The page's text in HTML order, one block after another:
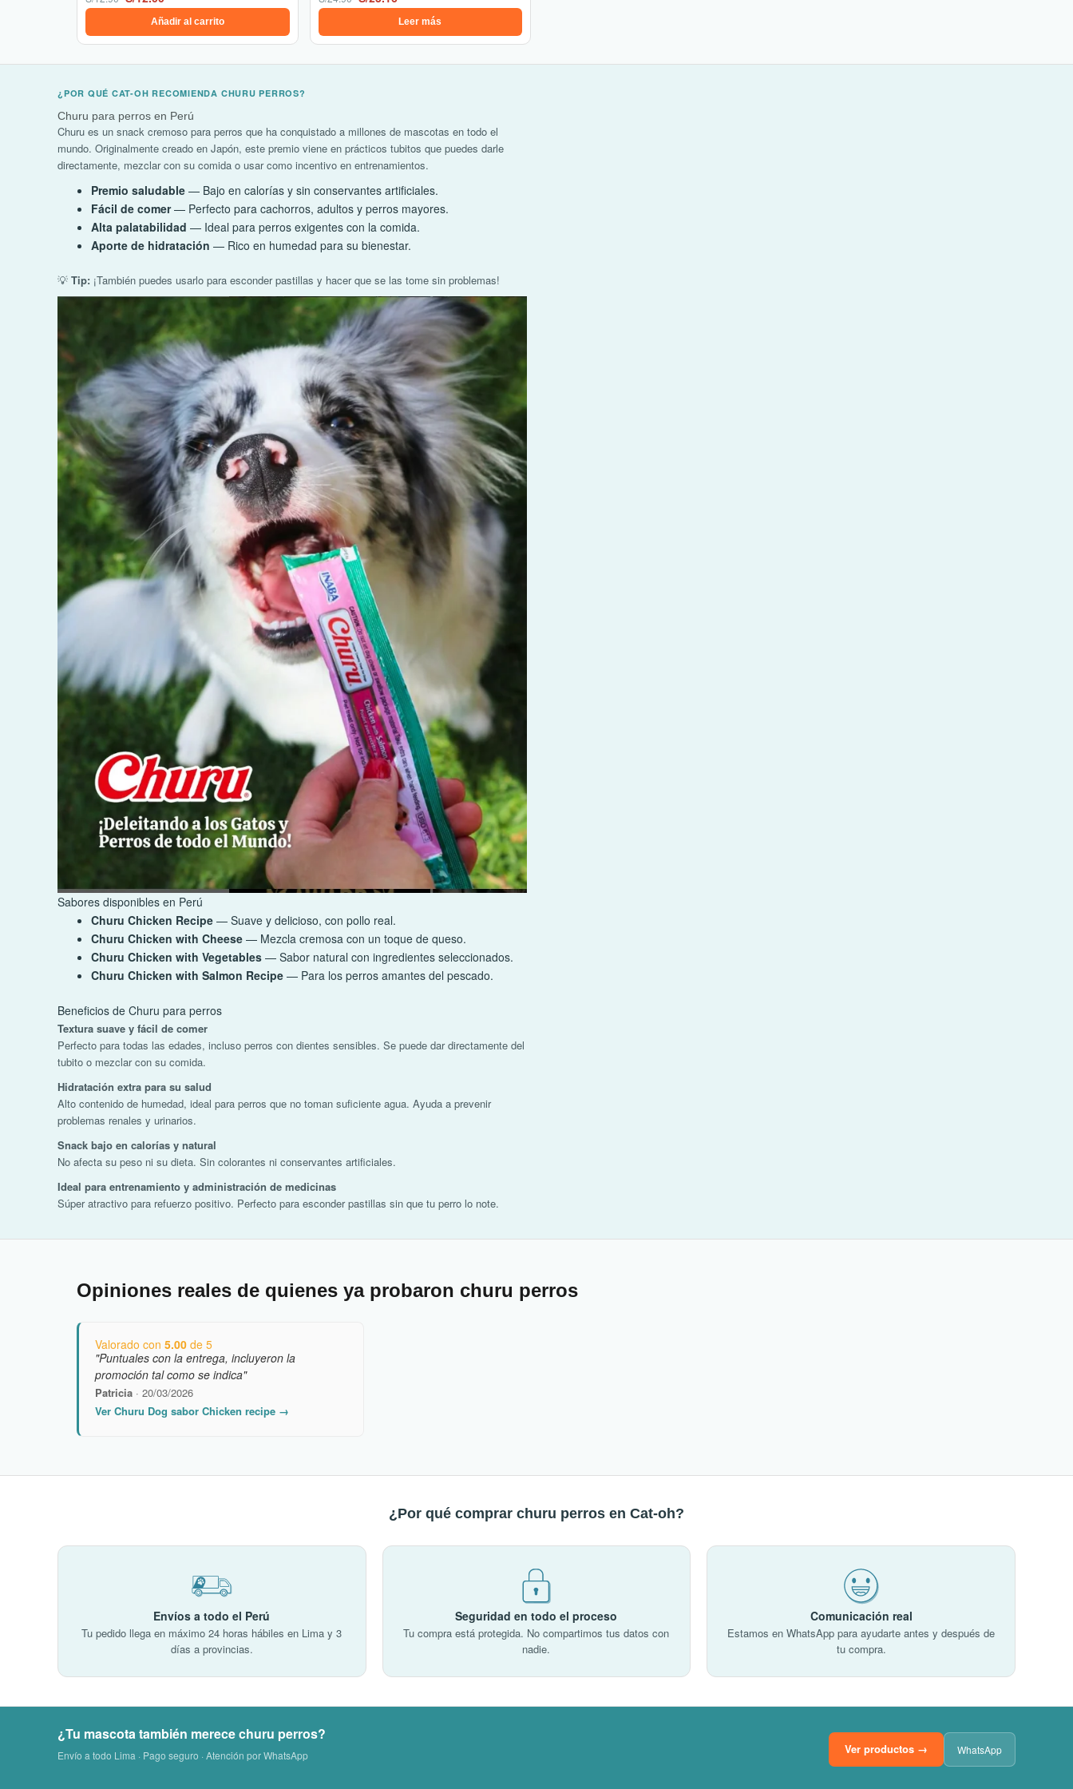
Añadir al carrito Leer más
¿POR QUÉ CAT-OH RECOMIENDA CHURU PERROS?
Churu para perros en Perú
Churu es un snack cremoso para perros que ha conquistado a millones de mascotas en todo el
mundo. Originalmente creado en Japón, este premio viene en prácticos tubitos que puedes darle
directamente, mezclar con su comida o usar como incentivo en entrenamientos.
Premio saludable — Bajo en calorías y sin conservantes artificiales.
Fácil de comer— Perfecto para cachorros, adultos y perros mayores.
Alta palatabilidad — Ideal para perros exigentes con la comida.
Aporte de hidratación — Rico en humedad para su bienestar.
💡 Tip: ¡También puedes usarlo para esconder pastillas y hacer que se las tome sin problemas!
Sabores disponibles en Perú
Churu Chicken Recipe — Suave y delicioso, con pollo real.
Churu Chicken with Cheese — Mezcla cremosa con un toque de queso.
Churu Chicken with Vegetables — Sabor natural con ingredientes seleccionados.
Churu Chicken with Salmon Recipe — Para los perros amantes del pescado.
Beneficios de Churu para perros
Textura suave y fácil de comer
Perfecto para todas las edades, incluso perros con dientes sensibles. Se puede dar directamente del
tubito o mezclar con su comida.
Hidratación extra para su salud
Alto contenido de humedad, ideal para perros que no toman suficiente agua. Ayuda a prevenir
problemas renales y urinarios.
Snack bajo en calorías y natural
No afecta su peso ni su dieta. Sin colorantes ni conservantes artificiales.
Ideal para entrenamiento y administración de medicinas
Súper atractivo para refuerzo positivo. Perfecto para esconder pastillas sin que tu perro lo note.
Opiniones reales de quienes ya probaron churu perros
Valorado con 5.00 de 5
"Puntuales con la entrega, incluyeron la
promoción tal como se indica"
Patricia · 20/03/2026
Ver Churu Dog sabor Chicken recipe →
¿Por qué comprar churu perros en Cat-oh?
Envíos a todo el Perú
Tu pedido llega en máximo 24 horas hábiles en Lima y 3
días a provincias.
Seguridad en todo el proceso
Tu compra está protegida. No compartimos tus datos con
nadie.
Comunicación real
Estamos en WhatsApp para ayudarte antes y después de
tu compra.
¿Tu mascota también merece churu perros?
Envío a todo Lima · Pago seguro · Atención por WhatsApp Ver productos → WhatsApp